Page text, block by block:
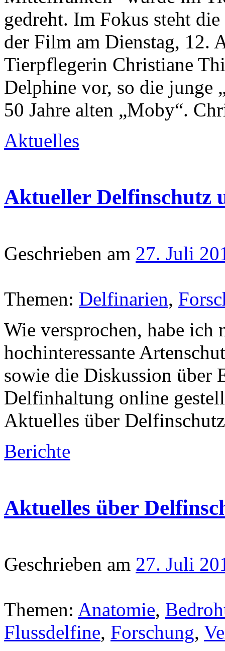
gedreht. Im Fokus steht
der Film am Dienstag, 12.
Tierpflegerin Christiane
Delphine vor, so die junge
50 Jahre alten „Moby“.
Aktuelles
Aktueller Delfinschutz
Geschrieben am 27. Juli
Themen: Delfinarien,
Wie versprochen, habe ich
hochinteressante
sowie die Diskussion über
Delfinhaltung online
Aktuelles über
Berichte
Aktuelles über
Geschrieben am 27. Juli
Themen: Anatomie,
Flussdelfine, Forschung,